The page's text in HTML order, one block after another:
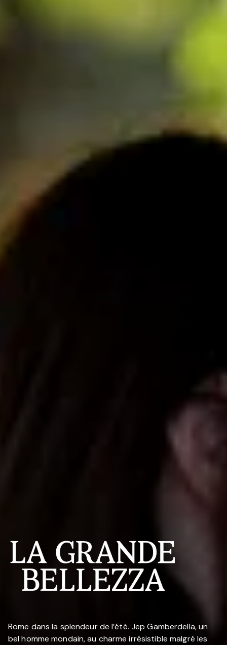
Rome dans la splendeur de l’été. Jep Gamberdella, un
bel homme mondain, au charme irrésistible malgré les